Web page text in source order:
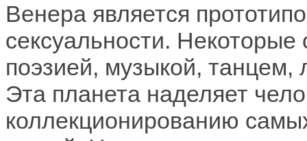
Венера является
сексуальности.
поэзией, музыкой,
Эта планета наделяет
коллекционированию